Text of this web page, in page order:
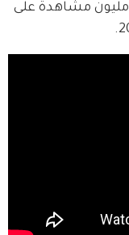
"بلاش بلاش" التي وصلت لأكثر من 180 مليون مشاهدة على